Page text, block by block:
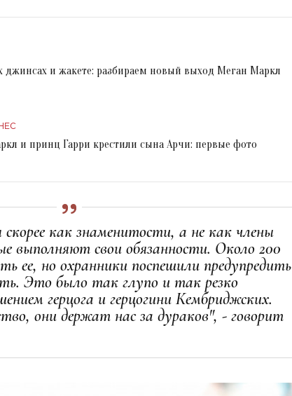
джинсах и жакете: разбираем новый выход Меган Маркл
и принц Гарри крестили сына Арчи: первые фото
как знаменитости, а не как члены
выполняют свои обязанности. Около 200
ее, но охранники поспешили предупредить
Это было так глупо и так резко
герцога и герцогини Кембриджских.
они держат нас за дураков", - говорит